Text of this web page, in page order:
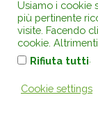
Dunque, la
incluso nella
recupero e
Vero che
recupero e
Usiamo i cookie
più pertinente
visite. Facendo
cookie.
Rifiuta tutti
Cookie settings